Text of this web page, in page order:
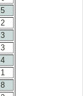
5
2
3
3
4
1
8